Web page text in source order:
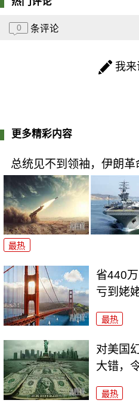
0 条评论
我
更多精彩内容
总统见不到领袖，伊朗革
最热
省440
亏到姥
最热
对美国
大错，
最热